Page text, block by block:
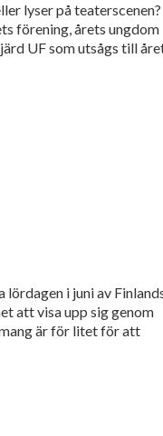
lyser på teaterscenen?
förening, årets ungdom
UF som utsågs till
lördagen i juni av
att visa upp sig genom
är för litet för att